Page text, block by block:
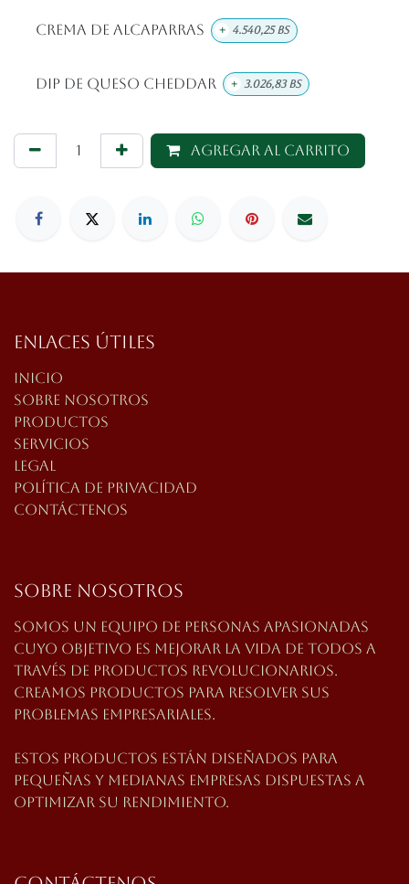
Crema De Alcaparras + 4.540,25Bs
DIP De Queso Cheddar + 3.026,83Bs
Agregar al carrito
Enlaces útiles
Inicio
Sobre nosotros
Productos
Servicios
Legal
Política de privacidad
Contáctenos
Sobre nosotros
Somos un equipo de personas apasionadas
cuyo objetivo es mejorar la vida de todos a
través de productos revolucionarios.
Creamos productos para resolver sus
problemas empresariales.
Estos productos están diseñados para
pequeñas y medianas empresas dispuestas a
optimizar su rendimiento.